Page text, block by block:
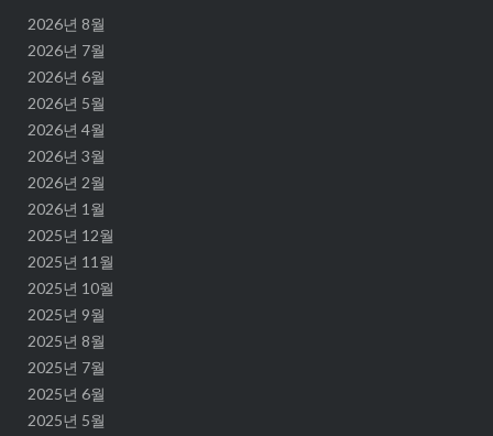
2026년 8월
2026년 7월
2026년 6월
2026년 5월
2026년 4월
2026년 3월
2026년 2월
2026년 1월
2025년 12월
2025년 11월
2025년 10월
2025년 9월
2025년 8월
2025년 7월
2025년 6월
2025년 5월